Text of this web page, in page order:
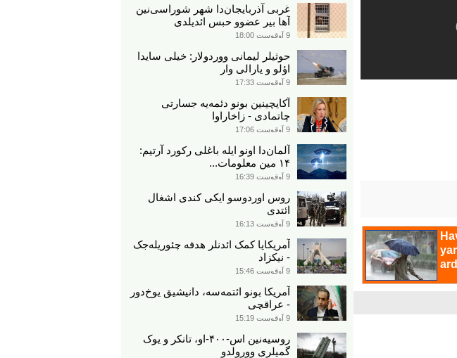
غربی آذربایجان‌دا شهر شوراسی‌نین
آها بیر عضوو حبس ائدیلدی
9 آوقوست 18:00
حوثیلر لیمانی ووردولار: خیلی سایدا
اؤلو و یارالی وار
9 آوقوست 17:33
آکایچینین بونو دئمه‌یه جسارتی
چاتمادی - زاخاراوا
9 آوقوست 17:06
آلمان‌دا اونو ایله باغلی رکورد آرتیم:
۱۴ مین معلومات...
9 آوقوست 16:39
روس اوردوسو ایکی کندی اشغال
ائتدی
9 آوقوست 16:13
آمریکایا کمک ائد‌نلر هدفه چئوریله‌جک
- نیکزاد
9 آوقوست 15:46
آمریکا بونو ائتمه‌سه، دانیشیق یوخ‌دور
- عراقچی
9 آوقوست 15:19
روسیه‌نین اس-۴۰۰-او، تانکر و یوک
گمیلری وورولدو